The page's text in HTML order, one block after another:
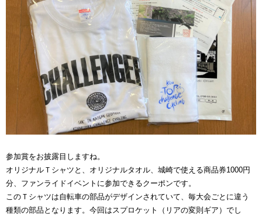
参加賞をお披露目しますね。
オリジナルＴシャツと、オリジナルタオル、城崎で使える商品券1000円
分、ファンライドイベントに参加できるクーポンです。
このＴシャツは自転車の部品がデザインされていて、毎大会ごとに違う
種類の部品となります。今回はスプロケット（リアの変則ギア）でし